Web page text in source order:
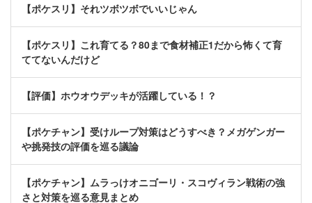
【ポケスリ】それツボツボでいいじゃん
【ポケスリ】これ育てる？80まで食材補正1だから怖くて育
ててないんだけど
【評価】ホウオウデッキが活躍している！？
【ポケチャン】受けループ対策はどうすべき？メガゲンガー
や挑発技の評価を巡る議論
【ポケチャン】ムラっけオニゴーリ・スコヴィラン戦術の強
さと対策を巡る意見まとめ